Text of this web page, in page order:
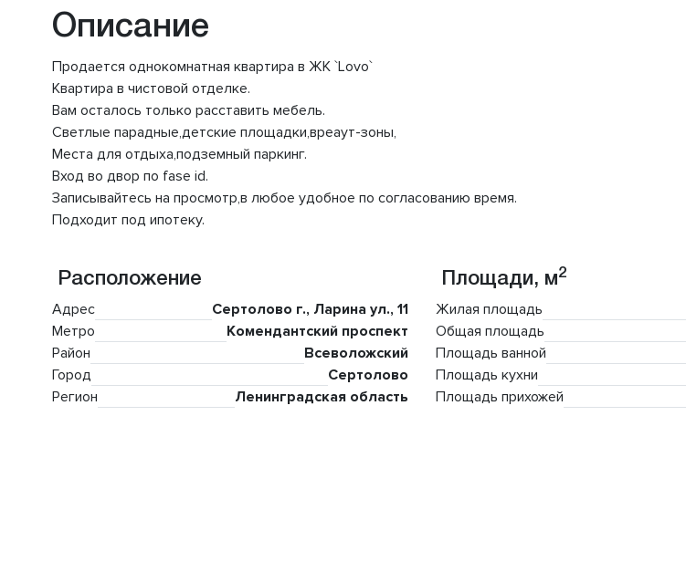
Описание
Продается однокомнатная квартира в ЖК `Lovo`
Квартира в чистовой отделке.
Вам осталось только расставить мебель.
Светлые парадные,детские площадки,вреаут-зоны,
Места для отдыха,подземный паркинг.
Вход во двор по fase id.
Записывайтесь на просмотр,в любое удобное по согласованию время.
Подходит под ипотеку.
Расположение
Адрес
Сертолово г., Ларина ул., 11
Метро
Комендантский проспект
Район
Всеволожский
Город
Сертолово
Регион
Ленинградская область
Площади, м2
Жилая площадь
Общая площадь
Площадь ванной
Площадь кухни
Площадь прихожей